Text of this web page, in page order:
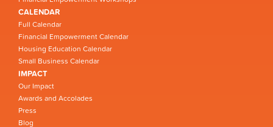
CALENDAR
Full Calendar
Financial Empowerment Calendar
Housing Education Calendar
Small Business Calendar
IMPACT
Our Impact
Awards and Accolades
Press
Blog